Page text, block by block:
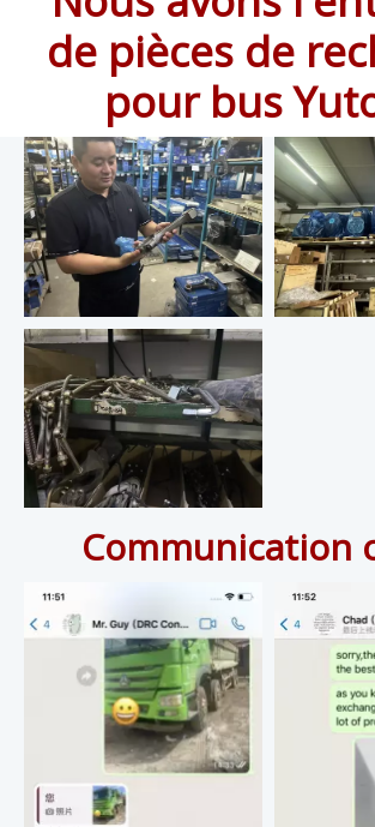
de pièces de
pour bus
Communication